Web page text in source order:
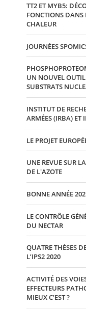
TT2 ET MYB5:
FONCTIONS DANS
CHALEUR
JOURNÉES
UN NOUVEL
SUBSTRATS
INSTITUT DE
ARMÉES (IRBA) ET
LE PROJET
UNE REVUE SUR
DE L'AZOTE
BONNE ANNÉE
LE CONTRÔLE
DU NECTAR
QUATRE THÈSES
L’IPS2 2020
ACTIVITÉ DES
EFFECTEURS
MIEUX C’EST ?